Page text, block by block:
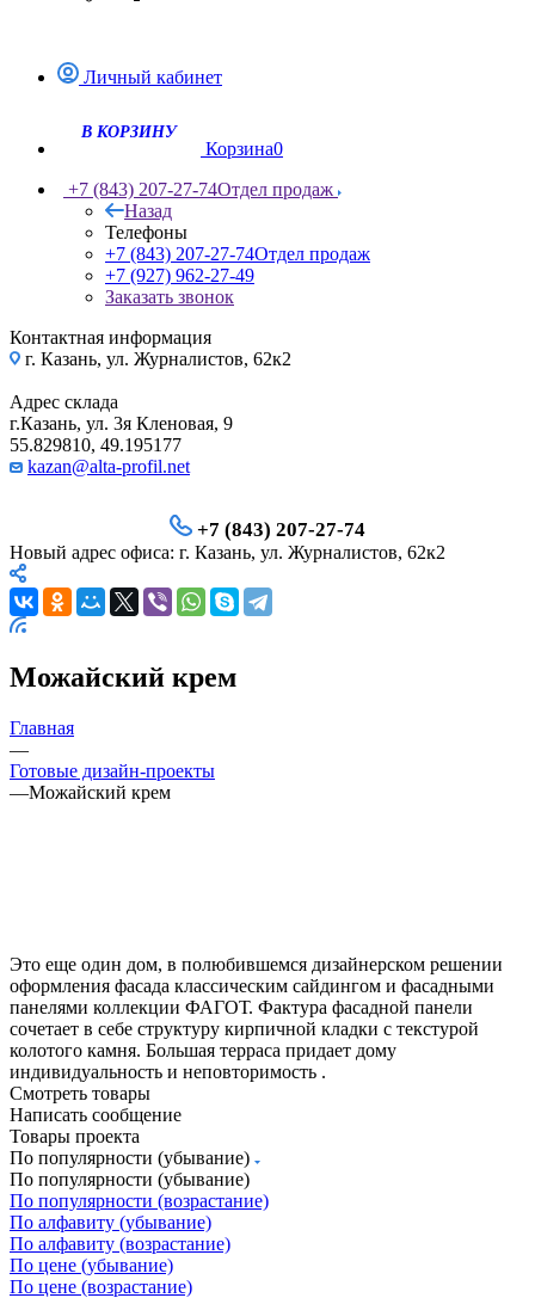
Личный кабинет
Корзина0
+7 (843) 207-27-74Отдел продаж
Назад
Телефоны
+7 (843) 207-27-74Отдел продаж
+7 (927) 962-27-49
Заказать звонок
Контактная информация
г. Казань, ул. Журналистов, 62к2
Адрес склада
г.Казань, ул. 3я Кленовая, 9
55.829810, 49.195177
kazan@alta-profil.net
+7 (843) 207-27-74
Новый адрес офиса: г. Казань, ул. Журналистов, 62к2
Можайский крем
Главная
—
Готовые дизайн-проекты
—Можайский крем
Это еще один дом, в полюбившемся дизайнерском решении
оформления фасада классическим сайдингом и фасадными
панелями коллекции ФАГОТ. Фактура фасадной панели
сочетает в себе структуру кирпичной кладки с текстурой
колотого камня. Большая терраса придает дому
индивидуальность и неповторимость .
Смотреть товары
Написать сообщение
Товары проекта
По популярности (убывание)
По популярности (убывание)
По популярности (возрастание)
По алфавиту (убывание)
По алфавиту (возрастание)
По цене (убывание)
По цене (возрастание)